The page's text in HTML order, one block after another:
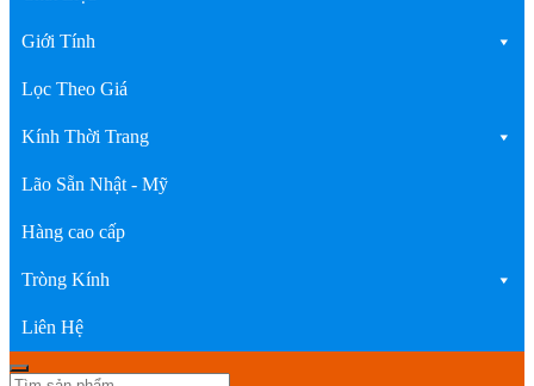
Giới Tính
Lọc Theo Giá
Kính Thời Trang
Lão Sẵn Nhật - Mỹ
Hàng cao cấp
Tròng Kính
Liên Hệ